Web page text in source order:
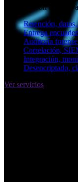
abogados con toda la
Retención,
Entrega
Auditoría
Correlación,
Integración,
Desencriptado,
Ver servicios